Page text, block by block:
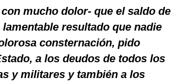
mucho dolor- que el saldo de
resultado que nadie
consternación, pido
a los deudos de todos los
y militares y también a los